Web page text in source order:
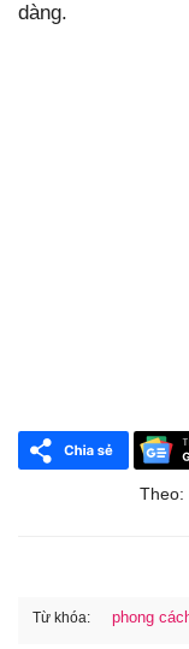
dàng.
Theo:
Từ khóa: phong